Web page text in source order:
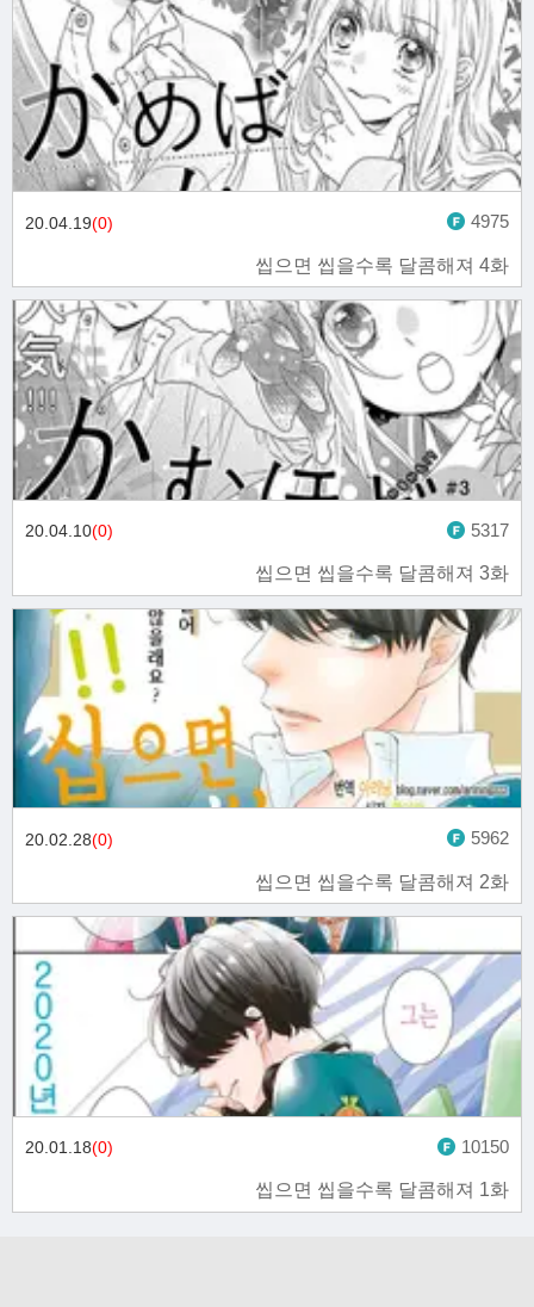
씹으면 씹을수록 달콤해져 4화
20.04.19(0) 4975
씹으면 씹을수록 달콤해져 3화
20.04.10(0) 5317
씹으면 씹을수록 달콤해져 2화
20.02.28(0) 5962
씹으면 씹을수록 달콤해져 1화
20.01.18(0) 10150